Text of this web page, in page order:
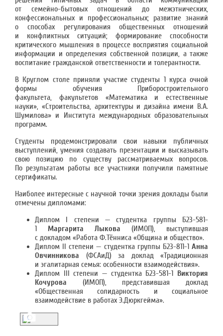
от семейно-бытовых отношений до межэтнических,
конфессиональных и профессиональных; развитие знаний
о способах регулирования общественных отношений
и конфликтных ситуаций; формирование способности
критического мышления в процессе восприятия социальной
информации и определения собственной позиции, а также
воспитание гражданской ответственности и толерантности.
В Круглом столе приняли участие студенты 1 курса очной
формы обучения Приборостроительного
факультета, факультетов «Математика и естественные
науки», «Строительства, архитектуры и дизайна имени В.А.
Шумилова» и Института международных образовательных
программ.
Студенты продемонстрировали свои навыки публичных
выступлений, умения создавать презентации и высказывать
свою позицию по существу рассматриваемых вопросов.
По результатам работы все участники получили памятные
сертификаты.
Наиболее интересные с научной точки зрения доклады были
отмечены дипломами:
Диплом I степени — студентка группы Б23-581-
1 Маргарита Лыкова (ИМОП), выступившая
с докладом «Работа Ф.Тённиса «Община и общество».
Диплом II степени — студентка группы Б23-811-1 Анна
Овчинникова (ФСАиД) за доклад «Традиционная
и эгалитарная семья: особенности взаимодействия».
Диплом III степени — студентка Б23-581-1 Виктория
Кочурова (ИМОП), представившая доклад
«Общественная солидарность и социальное
взаимодействие в работах Э.Дюркгейма».